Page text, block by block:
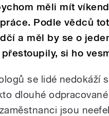
měli mít
Podle vědců
a měl by se o
si ho
se lidé nedokáží
dlouhé
jsou